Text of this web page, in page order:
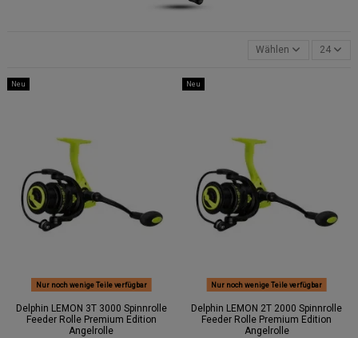
Wählen 24
Neu
Nur noch wenige Teile verfügbar
Delphin LEMON 3T 3000 Spinnrolle
Feeder Rolle Premium Edition
Angelrolle
Neu
Nur noch wenige Teile verfügbar
Delphin LEMON 2T 2000 Spinnrolle
Feeder Rolle Premium Edition
Angelrolle